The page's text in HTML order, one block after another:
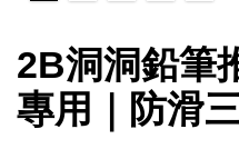
2B洞洞鉛筆
專用｜防滑